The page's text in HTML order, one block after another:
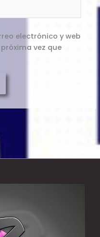
electrónico y web
vez que